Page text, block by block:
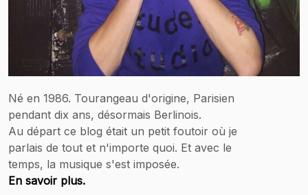
Né en 1986. Tourangeau d'origine, Parisien
pendant dix ans, désormais Berlinois.
Au départ ce blog était un petit foutoir où je
parlais de tout et n'importe quoi. Et avec le
temps, la musique s'est imposée.
En savoir plus.